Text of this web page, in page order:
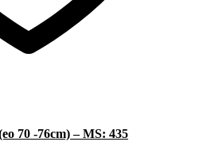
70 -76cm) – MS: 435